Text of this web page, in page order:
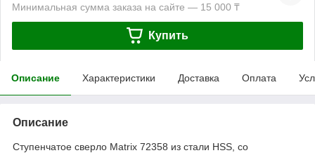
Минимальная сумма заказа на сайте — 15 000 ₸
Купить
Описание Характеристики Доставка Оплата
Описание
Ступенчатое сверло Matrix 72358 из стали HSS, со